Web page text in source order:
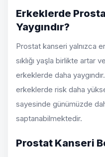
Erkeklerde
Yaygındır?
Prostat kanseri yalnızca
sıklığı yaşla birlikte artar
erkeklerde daha
erkeklerde risk daha
sayesinde günümüzde
saptanabilmektedir.
Prostat Kanseri